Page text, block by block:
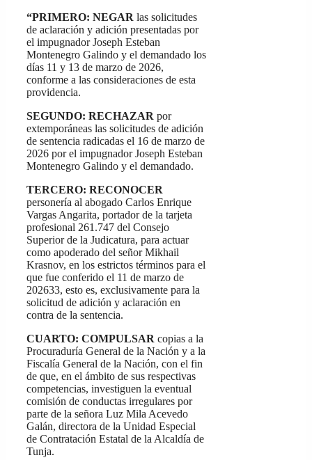
“PRIMERO: NEGAR las solicitudes
de aclaración y adición presentadas por
el impugnador Joseph Esteban
Montenegro Galindo y el demandado los
días 11 y 13 de marzo de 2026,
conforme a las consideraciones de esta
providencia.
SEGUNDO: RECHAZAR por
extemporáneas las solicitudes de adición
de sentencia radicadas el 16 de marzo de
2026 por el impugnador Joseph Esteban
Montenegro Galindo y el demandado.
TERCERO: RECONOCER
personería al abogado Carlos Enrique
Vargas Angarita, portador de la tarjeta
profesional 261.747 del Consejo
Superior de la Judicatura, para actuar
como apoderado del señor Mikhail
Krasnov, en los estrictos términos para el
que fue conferido el 11 de marzo de
202633, esto es, exclusivamente para la
solicitud de adición y aclaración en
contra de la sentencia.
CUARTO: COMPULSAR copias a la
Procuraduría General de la Nación y a la
Fiscalía General de la Nación, con el fin
de que, en el ámbito de sus respectivas
competencias, investiguen la eventual
comisión de conductas irregulares por
parte de la señora Luz Mila Acevedo
Galán, directora de la Unidad Especial
de Contratación Estatal de la Alcaldía de
Tunja.